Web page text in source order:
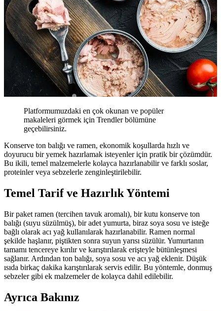
Platformumuzdaki en çok okunan ve popüler
makaleleri görmek için Trendler bölümüne
geçebilirsiniz.
Konserve ton balığı ve ramen, ekonomik koşullarda hızlı ve
doyurucu bir yemek hazırlamak isteyenler için pratik bir çözümdür.
Bu ikili, temel malzemelerle kolayca hazırlanabilir ve farklı soslar,
proteinler veya sebzelerle zenginleştirilebilir.
Temel Tarif ve Hazırlık Yöntemi
Bir paket ramen (tercihen tavuk aromalı), bir kutu konserve ton
balığı (suyu süzülmüş), bir adet yumurta, biraz soya sosu ve isteğe
bağlı olarak acı yağ kullanılarak hazırlanabilir. Ramen normal
şekilde haşlanır, piştikten sonra suyun yarısı süzülür. Yumurtanın
tamamı tencereye kırılır ve karıştırılarak erişteyle bütünleşmesi
sağlanır. Ardından ton balığı, soya sosu ve acı yağ eklenir. Düşük
ısıda birkaç dakika karıştırılarak servis edilir. Bu yöntemle, donmuş
sebzeler gibi ek malzemeler de kolayca dahil edilebilir.
Ayrıca Bakınız